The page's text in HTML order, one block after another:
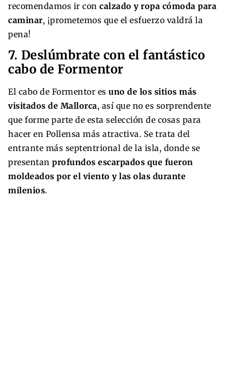
recomendamos ir con calzado y ropa cómoda para
caminar, ¡prometemos que el esfuerzo valdrá la
pena!
7. Deslúmbrate con el fantástico
cabo de Formentor
El cabo de Formentor es uno de los sitios más
visitados de Mallorca, así que no es sorprendente
que forme parte de esta selección de cosas para
hacer en Pollensa más atractiva. Se trata del
entrante más septentrional de la isla, donde se
presentan profundos escarpados que fueron
moldeados por el viento y las olas durante
milenios.